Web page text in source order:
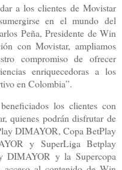
a los clientes de Movistar
en el mundo del
Peña, Presidente de Win
con Movistar, ampliamos
compromiso de ofrecer
enriquecedoras a los
en Colombia”.
los clientes con
quienes podrán disfrutar de
DIMAYOR, Copa BetPlay
y SuperLiga Betplay
DIMAYOR y la Supercopa